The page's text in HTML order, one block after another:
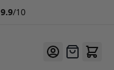
9.9/10
Offerte